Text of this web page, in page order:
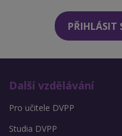
PŘIHLÁSIT
Další vzdělávání
Pro učitele DVPP
Studia DVPP